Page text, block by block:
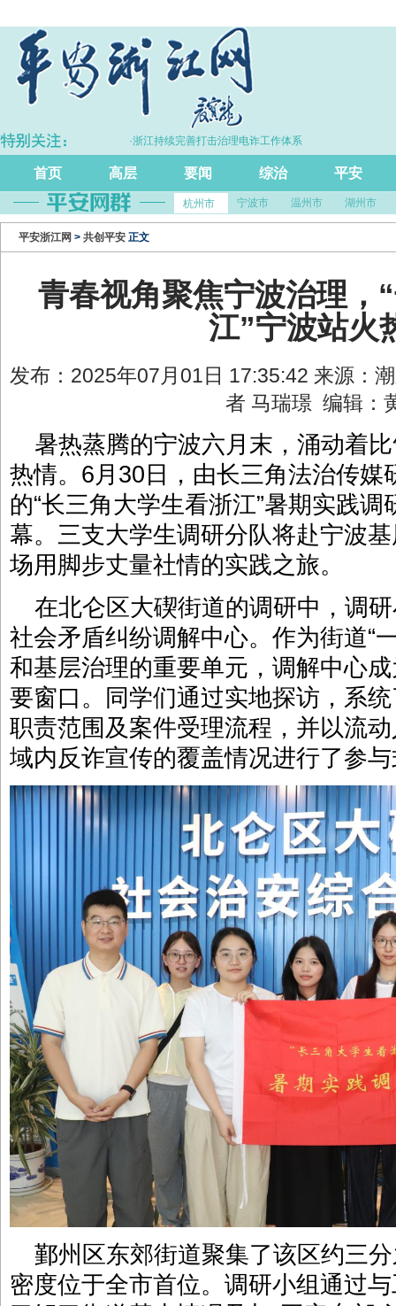
·浙江持续完善打击治理电诈工作体系
首页 高层 要闻 综治 平安
杭州市 宁波市 温州市 湖州市
平安浙江网 > 共创平安 正文
青春视角聚焦宁波治理，
江”宁波站火
发布：2025年07月01日 17:35:42 来源：
者 马瑞璟 编辑：
暑热蒸腾的宁波六月末，涌动着
热情。6月30日，由长三角法治传媒
的“长三角大学生看浙江”暑期实践
幕。三支大学生调研分队将赴宁波
场用脚步丈量社情的实践之旅。
在北仑区大碶街道的调研中，调
社会矛盾纠纷调解中心。作为街道“
和基层治理的重要单元，调解中心
要窗口。同学们通过实地探访，系
职责范围及案件受理流程，并以流
域内反诈宣传的覆盖情况进行了参
鄞州区东郊街道聚集了该区约三
密度位于全市首位。调研小组通过